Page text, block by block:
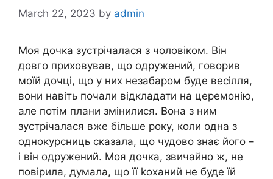
March 22, 2023 by admin
Моя дочка зустрічалася з чоловіком. Він
довго приховував, що одружений, говорив
моїй дочці, що у них незабаром буде весілля,
вони навіть почали відкладати на церемонію,
але потім плани змінилися. Вона з ним
зустрічалася вже більше року, коли одна з
однокурсниць сказала, що чудово знає його –
і він одружений. Моя дочка, звичайно ж, не
повірила, думала, що її kоханий не буде їй